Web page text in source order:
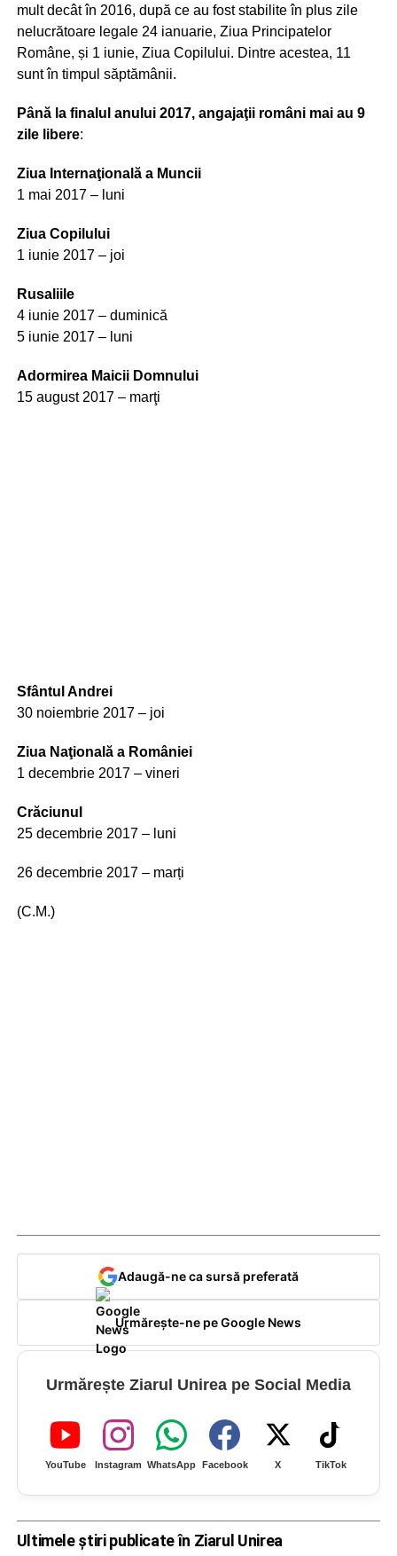
mult decât în 2016, după ce au fost stabilite în plus zile
nelucrătoare legale 24 ianuarie, Ziua Principatelor
Române, și 1 iunie, Ziua Copilului. Dintre acestea, 11
sunt în timpul săptămânii.
Până la finalul anului 2017, angajaţii români mai au 9
zile libere:
Ziua Internaţională a Muncii
1 mai 2017 – luni
Ziua Copilului
1 iunie 2017 – joi
Rusaliile
4 iunie 2017 – duminică
5 iunie 2017 – luni
Adormirea Maicii Domnului
15 august 2017 – marţi
Sfântul Andrei
30 noiembrie 2017 – joi
Ziua Naţională a României
1 decembrie 2017 – vineri
Crăciunul
25 decembrie 2017 – luni
26 decembrie 2017 – marți
(C.M.)
Adaugă-ne ca sursă preferată
Urmărește-ne pe Google News
Urmărește Ziarul Unirea pe Social Media
YouTube Instagram WhatsApp Facebook X TikTok
Ultimele știri publicate în Ziarul Unirea